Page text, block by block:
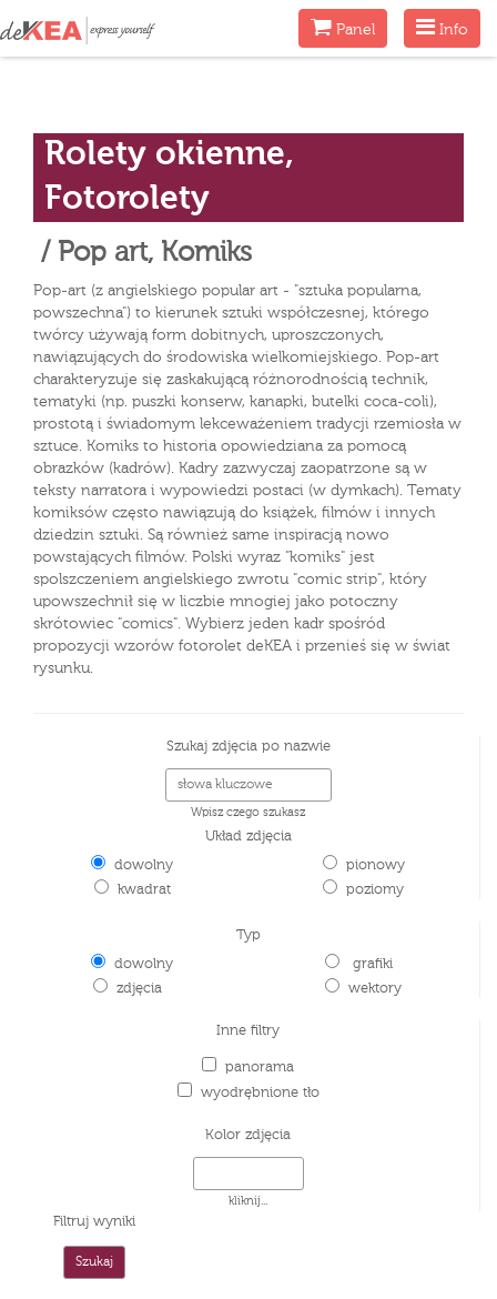
Menu
Info
MenuPanel
Rolety okienne,
Fotorolety
/ Pop art, Komiks
Pop-art (z angielskiego popular art - "sztuka popularna,
powszechna") to kierunek sztuki współczesnej, którego
twórcy używają form dobitnych, uproszczonych,
nawiązujących do środowiska wielkomiejskiego. Pop-art
charakteryzuje się zaskakującą różnorodnością technik,
tematyki (np. puszki konserw, kanapki, butelki coca-coli),
prostotą i świadomym lekceważeniem tradycji rzemiosła w
sztuce. Komiks to historia opowiedziana za pomocą
obrazków (kadrów). Kadry zazwyczaj zaopatrzone są w
teksty narratora i wypowiedzi postaci (w dymkach). Tematy
komiksów często nawiązują do książek, filmów i innych
dziedzin sztuki. Są również same inspiracją nowo
powstających filmów. Polski wyraz "komiks" jest
spolszczeniem angielskiego zwrotu "comic strip", który
upowszechnił się w liczbie mnogiej jako potoczny
skrótowiec "comics". Wybierz jeden kadr spośród
propozycji wzorów fotorolet deKEA i przenieś się w świat
rysunku.
Szukaj zdjęcia po nazwie
Wpisz czego szukasz
Układ zdjęcia
dowolny
kwadrat
pionowy
poziomy
Typ
dowolny
zdjęcia
grafiki
wektory
Inne filtry
panorama
wyodrębnione tło
Kolor zdjęcia
kliknij...
Filtruj wyniki